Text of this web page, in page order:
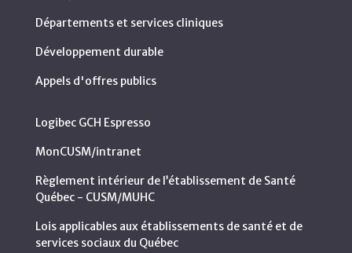
Départements et services cliniques
Développement durable
Appels d'offres publics
Logibec GCH Espresso
MonCUSM/intranet
Règlement intérieur de l’établissement de Santé
Québec - CUSM/MUHC
Lois applicables aux établissements de santé et de
services sociaux du Québec